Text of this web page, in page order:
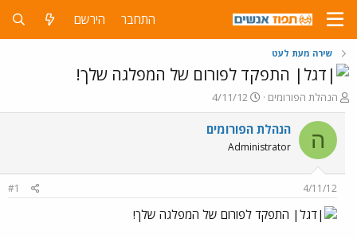
התחבר הירשם
שירה מעת לעט
התפקד לפורום של המפלגה שלך!
פ
ו
ת
ח
ה
ש
א
הנהלת הפורומים
פ
ו
ר
ם
ר
4/11/12
ה הנהלת הפורומים
Administrator
4/11/12
#1
התפקד לפורום של המפלגה שלך!